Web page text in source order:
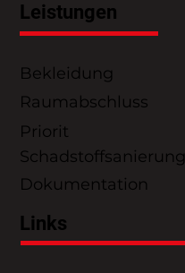
Links
Leistungen
Bekleidung
Raumabschluss
Priorit
Schadstoffsanierung
Dokumentation